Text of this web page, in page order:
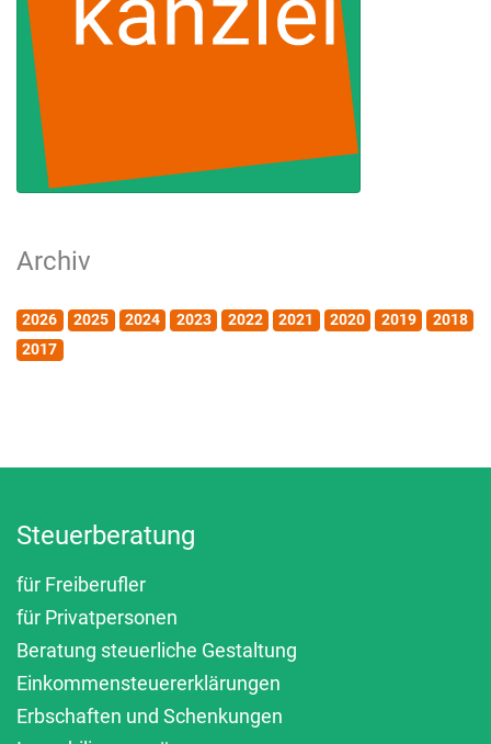
Archiv
2026 2025 2024 2023 2022 2021 2020 2019
2018
2017
Steuerberatung
für Freiberufler
für Privatpersonen
Beratung steuerliche Gestaltung
Einkommensteuererklärungen
Erbschaften und Schenkungen